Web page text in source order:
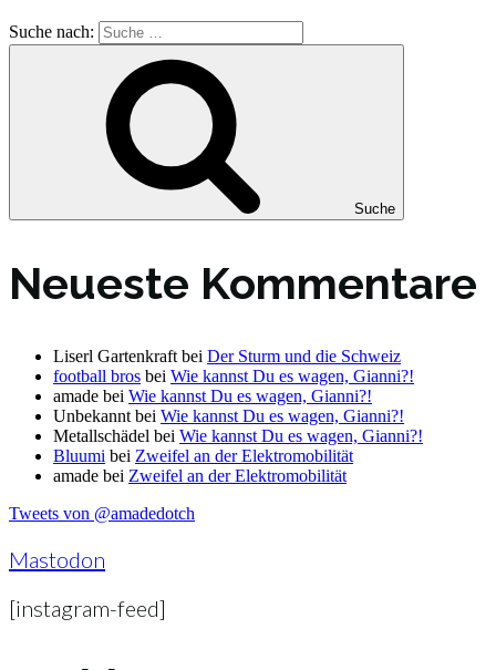
Suche nach:
Suche
Neueste Kommentare
Liserl Gartenkraft bei Der Sturm und die Schweiz
football bros bei Wie kannst Du es wagen, Gianni?!
amade bei Wie kannst Du es wagen, Gianni?!
Unbekannt bei Wie kannst Du es wagen, Gianni?!
Metallschädel bei Wie kannst Du es wagen, Gianni?!
Bluumi bei Zweifel an der Elektromobilität
amade bei Zweifel an der Elektromobilität
Tweets von @amadedotch
Mastodon
[instagram-feed]